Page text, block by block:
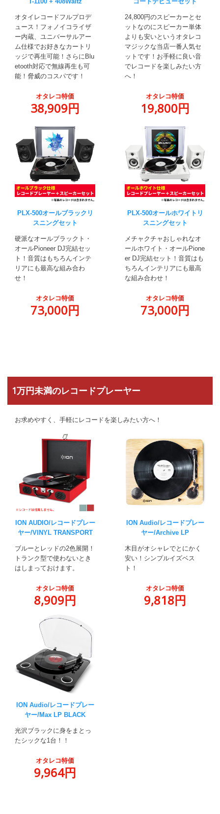
オタイレコードフルプロデ
ュース！フォノイコライザ
ー内蔵、ユニバーサルアー
ム仕様でお好きなカートリ
ッジで再生可能！さらにBlu
etooth対応で無線再生も可
能！脅威のコスパです！
オタレコ特価
38,909円
24,800円のスピーカーとセ
ットなのにスピーカー単体
よりも安いというオタレコ
マジックな当店一番人気セ
ットです！お手軽に良い音
でレコードを楽しみたい方
へ！
オタレコ特価
19,800円
PLX-500オールブラックリ
スニングセット
硬派なオールブラックト・
オールPioneer DJ完結セッ
ト！音質はもちろんインテ
リアにも最高な組み合わ
せ！
オタレコ特価
73,000円
PLX-500オールホワイトリ
スニングセット
メチャクチャおしゃれなオ
ールホワイト・オールPione
er DJ完結セット！音質はも
ちろんインテリアにも最高
な組み合わせ！
オタレコ特価
73,000円
1万円未満のレコードプレーヤー
お求めやすく、手軽にレコードを楽しみたい方へ！
ION AUDIO/レコードプレー
ヤー/VINYL TRANSPORT
ブルーとレッドの2色展開！
トランク型で使わないとき
はしまっておけます。
オタレコ特価
8,909円
ION Audio/レコードプレー
ヤー/Archive LP
木目がオシャレでとにかく
安い！シンプルイズベス
ト！
オタレコ特価
9,818円
ION Audio/レコードプレー
ヤー/Max LP BLACK
光沢ブラックに身をまとっ
たシックな1台！！
オタレコ特価
9,964円